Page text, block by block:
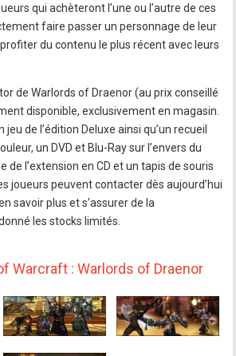
qui achèteront l’une ou l’autre de ces
faire passer un personnage de leur
du contenu le plus récent avec leurs
de Warlords of Draenor (au prix conseillé
disponible, exclusivement en magasin.
jeu de l’édition Deluxe ainsi qu’un recueil
un DVD et Blu-Ray sur l’envers du
de l’extension en CD et un tapis de souris
joueurs peuvent contacter dès aujourd’hui
savoir plus et s’assurer de la
les stocks limités.
Warcraft : Warlords of Draenor